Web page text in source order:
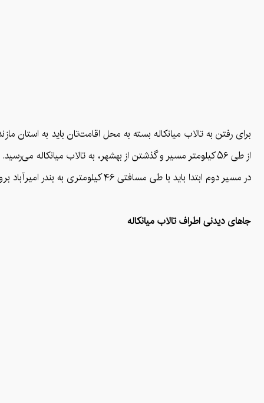
برای رفتن به تالاب میانکاله بسته به محل اقامت‌تان باید به استان
از طی ۵۶ کیلومتر مسیر و گذشتن از بهشهر، به تالاب میانکاله می‌رسید.
در مسیر دوم ابتدا باید با طی مسافتی ۴۶ کیلومتری به بندر امیرآباد بروید و از آنجا به‌سمت تالاب میانکاله در جهت شرق حرکت کنید، پس از طی پنج کیلومتر، محدوده پناهگاه حیات وحش آغاز می‌شود، اما تا تالاب راه بیشتری است.
جاهای دیدنی اطراف تالاب میانکاله